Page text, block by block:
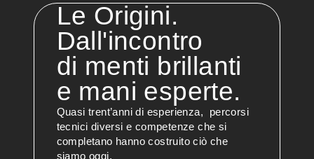
Le Origini.
Dall'incontro
di menti brillanti
e mani esperte.
Quasi trent’anni di esperienza, percorsi
tecnici diversi e competenze che si
completano hanno costruito ciò che
siamo oggi.